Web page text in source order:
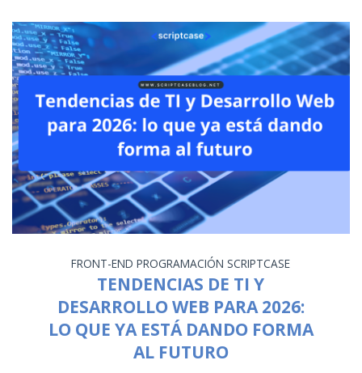
FRONT-END PROGRAMACIÓN SCRIPTCASE
TENDENCIAS DE TI Y
DESARROLLO WEB PARA 2026:
LO QUE YA ESTÁ DANDO FORMA
AL FUTURO